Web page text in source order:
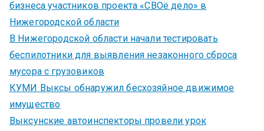
бизнеса участников проекта «СВОё дело» в
Нижегородской области
В Нижегородской области начали тестировать
беспилотники для выявления незаконного сброса
мусора с грузовиков
КУМИ Выксы обнаружил бесхозяйное движимое
имущество
Выксунские автоинспекторы провели урок